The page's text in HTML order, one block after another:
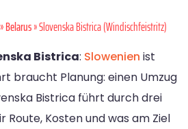
»Belarus» Slovenska Bistrica (Windischfeistritz)
Bistrica: Slowenien ist
braucht Planung: einen Umzug
Bistrica führt durch drei
Route, Kosten und was am Ziel